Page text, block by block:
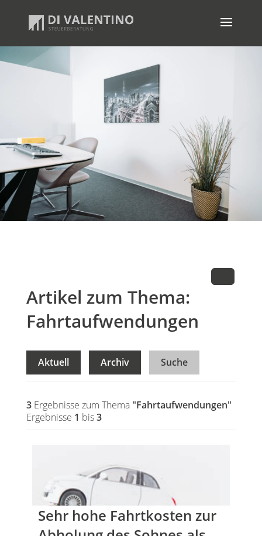
Artikel zum Thema:
Fahrtaufwendungen
Aktuell Archiv Suche
3Ergebnisse zum Thema "Fahrtaufwendungen"
Ergebnisse 1 bis3
Sehr hohe Fahrtkosten zur